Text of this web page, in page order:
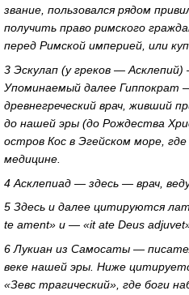
звание, пользовался рядом
получить право римского
перед Римской империей, или
3 Эскулап (у греков — Асклепий)
Упоминаемый далее Гиппократ
древнегреческий врач, живший
до нашей эры (до Рождества
остров Кос в Эгейском море,
медицине.
4 Асклепиад — здесь — врач,
5 Здесь и далее цитируются
te ament» и — «it ate Deus
6 Лукиан из Самосаты —
веке нашей эры. Ниже
«Зевс трагический», где боги